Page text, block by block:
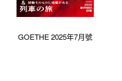
GOETHE 2025年7月號